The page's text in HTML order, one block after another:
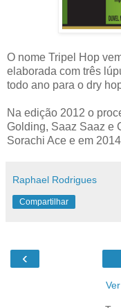
O nome Tripel Hop
elaborada com três
todo ano para o dry
Na edição 2012 o
Golding, Saaz Saaz e
Sorachi Ace e em
Raphael Rodrigues
Compartilhar
‹